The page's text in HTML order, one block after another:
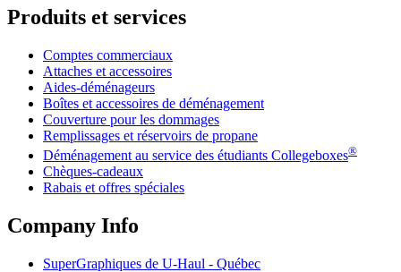
Produits et services
Comptes commerciaux
Attaches et accessoires
Aides-déménageurs
Boîtes et accessoires de déménagement
Couverture pour les dommages
Remplissages et réservoirs de propane
Déménagement au service des étudiants Collegeboxes®
Chèques-cadeaux
Rabais et offres spéciales
Company Info
SuperGraphiques de U-Haul - Québec